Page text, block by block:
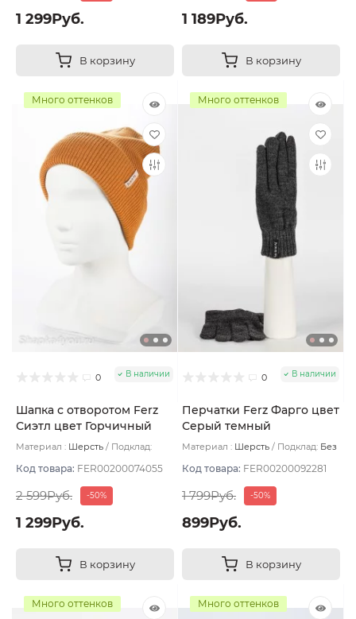
1 299Руб.
В корзину
1 189Руб.
В корзину
Много оттенков
0 В наличии
Шапка с отворотом Ferz
Сиэтл цвет Горчичный
Материал : Шерсть
Подклад:
Код товара: FER00200074055
2 599Руб. -50%
1 299Руб.
В корзину
Много оттенков
0 В наличии
Перчатки Ferz Фарго цвет
Серый темный
Материал : Шерсть Подклад: Без
Код товара: FER00200092281
1 799Руб. -50%
899Руб.
В корзину
Много оттенков Много оттенков